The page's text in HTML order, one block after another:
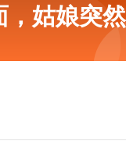
，姑娘突